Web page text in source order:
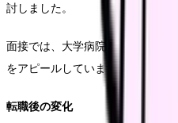
討しました。
面接では、大学病院での経験を活
をアピールしています。
転職後の変化